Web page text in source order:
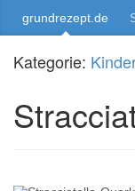
grundrezept.de
Kategorie: